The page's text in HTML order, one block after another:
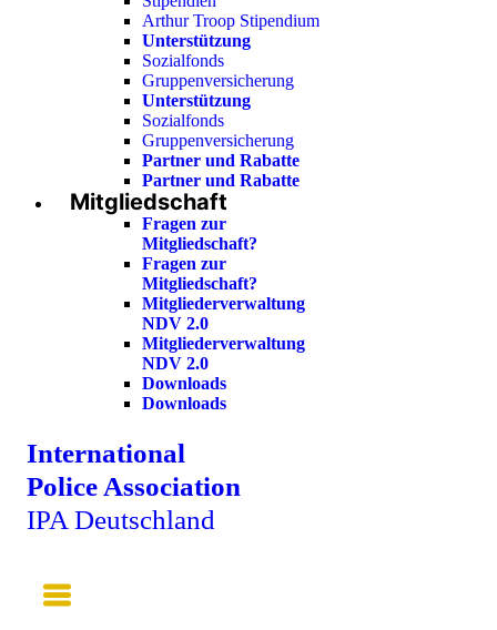
Arthur Troop Stipendium
Unterstützung
Sozialfonds
Gruppenversicherung
Unterstützung
Sozialfonds
Gruppenversicherung
Partner und Rabatte
Partner und Rabatte
Mitgliedschaft
Fragen zur
Mitgliedschaft?
Fragen zur
Mitgliedschaft?
Mitgliederverwaltung
NDV 2.0
Mitgliederverwaltung
NDV 2.0
Downloads
Downloads
International
Police Association
IPA Deutschland
Main
Menu